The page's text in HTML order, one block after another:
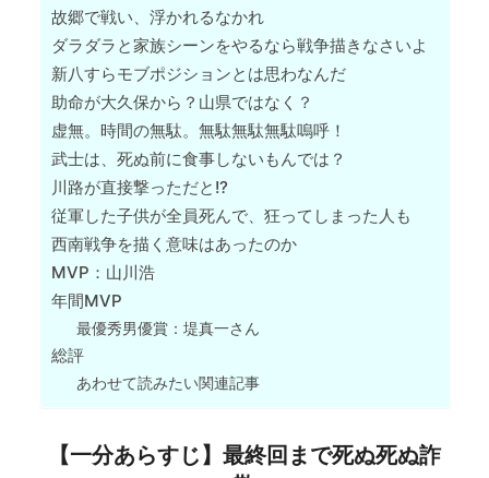
故郷で戦い、浮かれるなかれ
ダラダラと家族シーンをやるなら戦争描きなさいよ
新八すらモブポジションとは思わなんだ
助命が大久保から？山県ではなく？
虚無。時間の無駄。無駄無駄無駄嗚呼！
武士は、死ぬ前に食事しないもんでは？
川路が直接撃っただと!?
従軍した子供が全員死んで、狂ってしまった人も
西南戦争を描く意味はあったのか
MVP：山川浩
年間MVP
最優秀男優賞：堤真一さん
総評
あわせて読みたい関連記事
【一分あらすじ】最終回まで死ぬ死ぬ詐